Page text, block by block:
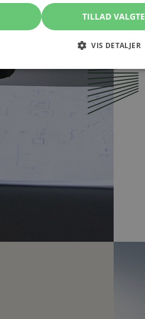
TILLAD VALGTE
VIS DETALJER